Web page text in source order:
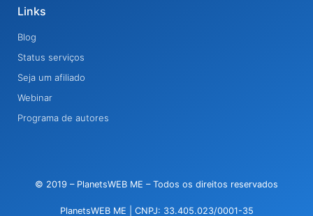
Links
Blog
Status serviços
Seja um afiliado
Webinar
Programa de autores
© 2019 – PlanetsWEB ME – Todos os direitos reservados
PlanetsWEB ME | CNPJ: 33.405.023/0001-35